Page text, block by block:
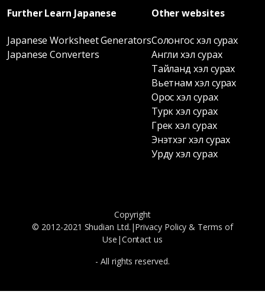
Further Learn Japanese
Japanese Worksheet Generators
Japanese Converters
Other websites
Солонгос хэл сурах
Англи хэл сурах
Тайланд хэл сурах
Вьетнам хэл сурах
Орос хэл сурах
Турк хэл сурах
Грек хэл сурах
Энэтхэг хэл сурах
Урду хэл сурах
Copyright
© 2012-2021 Shudian Ltd.|Privacy Policy & Terms of
Use |Contact us
- All rights reserved.